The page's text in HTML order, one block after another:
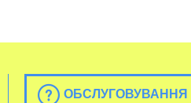
ОБСЛУГОВУВАННЯ